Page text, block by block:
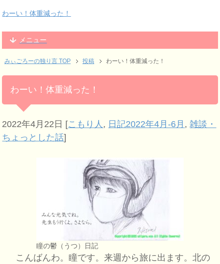
わーい！体重減った！
メニュー
みぃごろーの独り言 TOP 投稿 わーい！体重減った！
わーい！体重減った！
2022年4月22日 [こもり人 , 日記2022年4月-6月 ,雑談・
ちょっとした話]
瞳の鬱（うつ）日記
こんばんわ。瞳です。来週から旅に出ます。北の